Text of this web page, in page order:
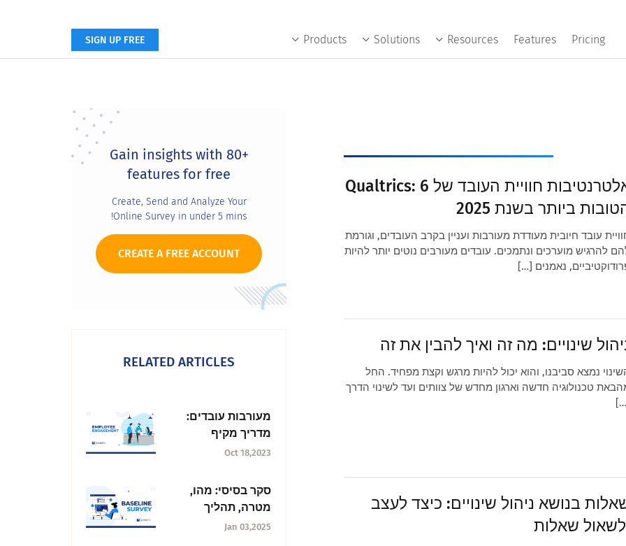
Products Solutions Resources Features Pricing
SIGN UP FREE
אלטרנטיבות חוויית העובד של Qualtrics: 6
ביותר בשנת 2025
עובד חיובית מעודדת מעורבות ועניין בקרב העובדים, וגורמת
להרגיש מוערכים ונתמכים. עובדים מעורבים נוטים יותר להיות
נאמנים […]
שינויים: מה זה ואיך להבין את זה
נמצא סביבנו, והוא יכול להיות מרגש וקצת מפחיד. החל
טכנולוגיה חדשה וארגון מחדש של צוותים ועד לשינוי הדרך
בנושא ניהול שינויים: כיצד לעצב
שאלות
Sidebar
Gain insights with 80+
features for free
Create, Send and Analyze Your
Online Survey in under 5 mins!
CREATE A FREE ACCOUNT
RELATED ARTICLES
מעורבות עובדים:
מדריך מקיף
Oct 18,2023
סקר בסיסי: מהו,
מטרה, תהליך
ושיטות עבודה
Jan 03,2025